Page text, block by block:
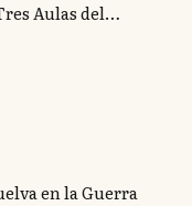
Aulas del…
en la Guerra